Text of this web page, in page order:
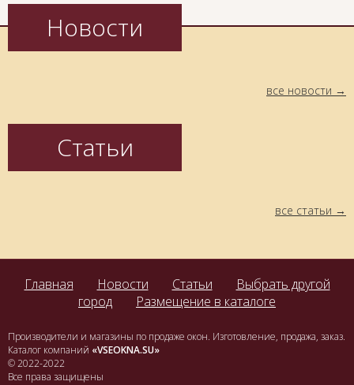
Новости
все новости
Статьи
все статьи
Главная Новости Статьи
Выбрать другой
город
Размещение в каталоге
Производители и магазины по продаже окон. Изготовление, продажа, заказ.
Каталог компаний «VSEOKNA.SU»
© 2022-2022
Все права защищены